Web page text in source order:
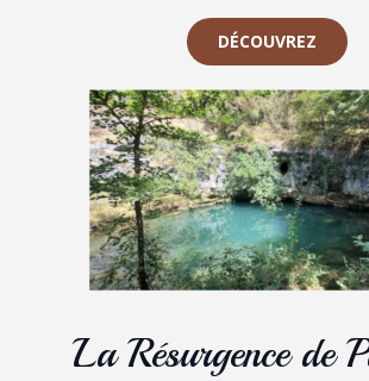
DÉCOUVREZ
La Résurgence de